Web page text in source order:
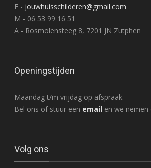
E - jouwhuisschilderen@gmail.com
M - 06 53 99 16 51
A - Rosmolensteeg 8, 7201 JN Zutphen
Openingstijden
Maandag t/m vrijdag op afspraak.
Bel ons of stuur een email en we
Volg ons